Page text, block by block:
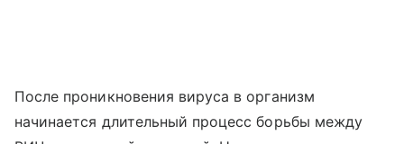
После проникновения вируса в организм
начинается длительный процесс борьбы между